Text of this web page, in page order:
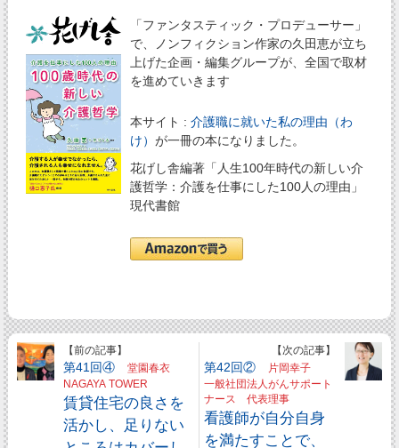
「ファンタスティック・プロデューサー」
で、ノンフィクション作家の久田恵が立ち
上げた企画・編集グループが、全国で取材
を進めていきます
本サイト : 介護職に就いた私の理由（わ
け） が一冊の本になりました。
花げし舎編著「人生100年時代の新しい介
護哲学：介護を仕事にした100人の理由」
現代書館
【前の記事】
第41回④堂園春衣
NAGAYA TOWER
賃貸住宅の良さを
活かし、足りない
【次の記事】
第42回②
片岡幸子
一般社団法人がんサポート
ナース 代表理事
看護師が自分自身
を満たすことで、